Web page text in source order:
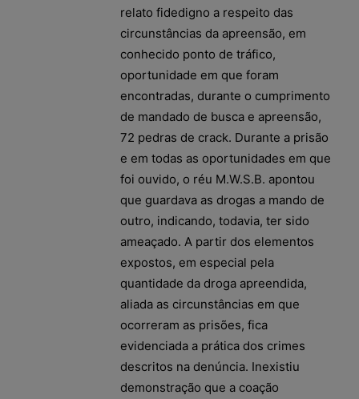
relato fidedigno a respeito das
circunstâncias da apreensão, em
conhecido ponto de tráfico,
oportunidade em que foram
encontradas, durante o cumprimento
de mandado de busca e apreensão,
72 pedras de crack. Durante a prisão
e em todas as oportunidades em que
foi ouvido, o réu M.W.S.B. apontou
que guardava as drogas a mando de
outro, indicando, todavia, ter sido
ameaçado. A partir dos elementos
expostos, em especial pela
quantidade da droga apreendida,
aliada as circunstâncias em que
ocorreram as prisões, fica
evidenciada a prática dos crimes
descritos na denúncia. Inexistiu
demonstração que a coação